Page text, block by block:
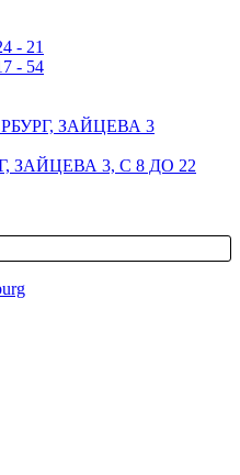
- 21
- 54
ЗАЙЦЕВА 3
ЗАЙЦЕВА 3, С 8 ДО 22